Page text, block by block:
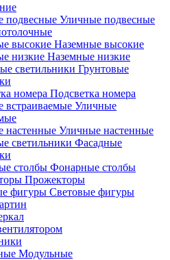
Уличные подвесные
Наземные высокие
Наземные низкие
Грунтовые
Подсветка номера
Уличные
Уличные настенные
Фасадные
Фонарные столбы
Прожекторы
Световые фигуры
Модульные